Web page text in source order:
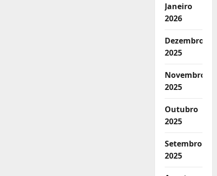
Janeiro
2026
Dezembro
2025
Novembro
2025
Outubro
2025
Setembro
2025